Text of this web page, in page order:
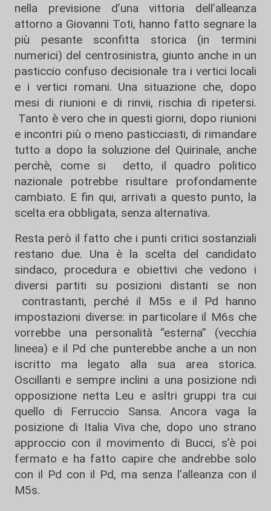
nella previsione d’una vittoria dell’alleanza
attorno a Giovanni Toti, hanno fatto segnare la
più pesante sconfitta storica (in termini
numerici) del centrosinistra, giunto anche in un
pasticcio confuso decisionale tra i vertici locali
e i vertici romani. Una situazione che, dopo
mesi di riunioni e di rinvii, rischia di ripetersi.
Tanto è vero che in questi giorni, dopo riunioni
e incontri più o meno pasticciasti, di rimandare
tutto a dopo la soluzione del Quirinale, anche
perchè, come si detto, il quadro politico
nazionale potrebbe risultare profondamente
cambiato. E fin qui, arrivati a questo punto, la
scelta era obbligata, senza alternativa.
Resta però il fatto che i punti critici sostanziali
restano due. Una è la scelta del candidato
sindaco, procedura e obiettivi che vedono i
diversi partiti su posizioni distanti se non
contrastanti, perché il M5s e il Pd hanno
impostazioni diverse: in particolare il M6s che
vorrebbe una personalità “esterna” (vecchia
lineea) e il Pd che punterebbe anche a un non
iscritto ma legato alla sua area storica.
Oscillanti e sempre inclini a una posizione ndi
opposizione netta Leu e asltri gruppi tra cui
quello di Ferruccio Sansa. Ancora vaga la
posizione di Italia Viva che, dopo uno strano
approccio con il movimento di Bucci, s’è poi
fermato e ha fatto capire che andrebbe solo
con il Pd con il Pd, ma senza l’alleanza con il
M5s.